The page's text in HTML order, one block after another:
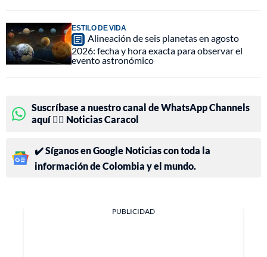
ESTILO DE VIDA
Alineación de seis planetas en agosto
2026: fecha y hora exacta para observar el
evento astronómico
Suscríbase a nuestro canal de WhatsApp Channels
aquí 👉🏻 Noticias Caracol
✔️ Síganos en Google Noticias con toda la
información de Colombia y el mundo.
PUBLICIDAD